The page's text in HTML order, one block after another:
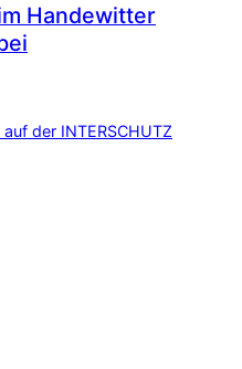
Handewitter